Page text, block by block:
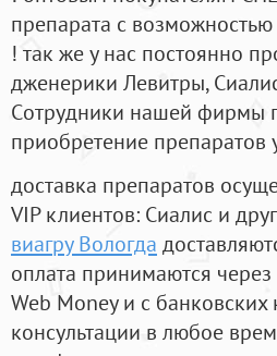
препарата с
! так же у нас постоянно
дженерики Левитры,
Cотрудники нашей фирмы
приобретение
доставка препаратов
VIP клиентов: Сиалис и
виагру Вологда
оплата принимаются
Web Money и с
консультации в любое